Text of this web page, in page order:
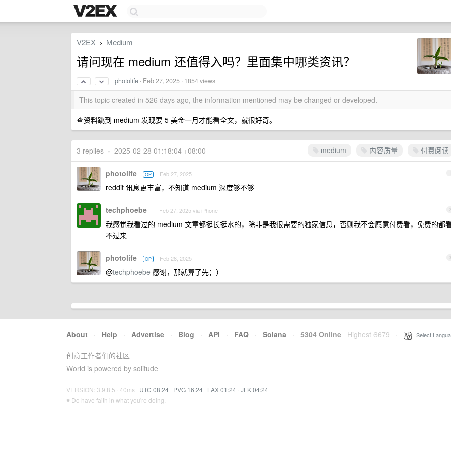
V2EX › Medium
请问现在 medium 还值得入吗？里面集中哪类资讯？
photolife · Feb 27, 2025 · 1854 views
This topic created in 526 days ago, the information mentioned may be changed or developed.
查资料跳到 medium 发现要 5 美金一月才能看全文，就很好奇。
medium 内容质量 付费阅读
3 replies • 2025-02-28 01:18:04 +08:00
1
photolife OP Feb 27, 2025
reddit 讯息更丰富，不知道 medium 深度够不够
2
techphoebe Feb 27, 2025 via iPhone
我感觉我看过的 medium 文章都挺长挺水的，除非是我很需要的独家信息，否则我不会愿意付费看，免费的都
不过来
3
photolife OP Feb 28, 2025
@techphoebe 感谢，那就算了先；）
About · Help · Advertise · Blog · API · FAQ · Solana · 5304 Online Highest 6679 Select
创意工作者们的社区
World is powered by solitude
VERSION: 3.9.8.5 · 40ms · UTC 08:24 · PVG 16:24 · LAX 01:24 · JFK 04:24
♥ Do have faith in what you're doing.